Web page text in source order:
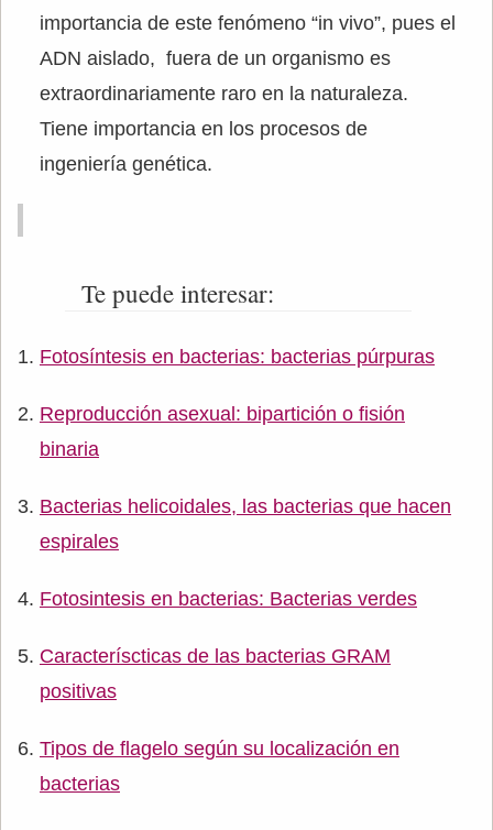
importancia de este fenómeno “in vivo”, pues el
ADN aislado, fuera de un organismo es
extraordinariamente raro en la naturaleza.
Tiene importancia en los procesos de
ingeniería genética.
Te puede interesar:
Fotosíntesis en bacterias: bacterias púrpuras
Reproducción asexual: bipartición o fisión
binaria
Bacterias helicoidales, las bacterias que hacen
espirales
Fotosintesis en bacterias: Bacterias verdes
Caracteríscticas de las bacterias GRAM
positivas
Tipos de flagelo según su localización en
bacterias